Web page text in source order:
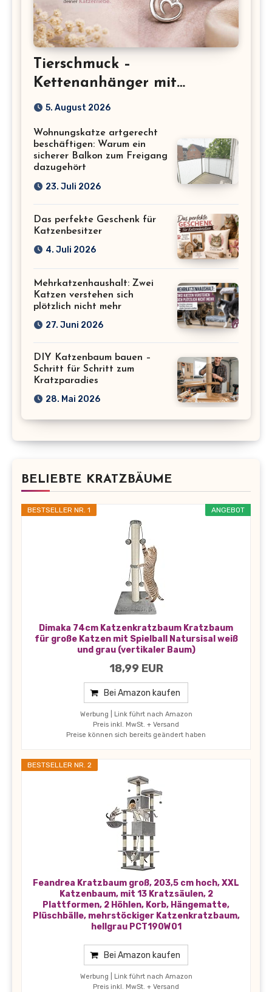
Tierschmuck –
Kettenanhänger mit
Katzenmotiv für
5. August 2026
Wohnungskatze artgerecht
beschäftigen: Warum ein
sicherer Balkon zum Freigang
dazugehört
23. Juli 2026
Das perfekte Geschenk für
Katzenbesitzer
4. Juli 2026
Mehrkatzenhaushalt: Zwei
Katzen verstehen sich
plötzlich nicht mehr
27. Juni 2026
DIY Katzenbaum bauen –
Schritt für Schritt zum
Kratzparadies
28. Mai 2026
BELIEBTE KRATZBÄUME
ANGEBOT
BESTSELLER NR. 1
Dimaka 74cm Katzenkratzbaum Kratzbaum
für große Katzen mit Spielball Natursisal weiß
und grau (vertikaler Baum)
18,99 EUR
Bei Amazon kaufen
Werbung | Link führt nach Amazon
Preis inkl. MwSt. + Versand
Preise können sich bereits geändert haben
BESTSELLER NR. 2
Feandrea Kratzbaum groß, 203,5 cm hoch, XXL
Katzenbaum, mit 13 Kratzsäulen, 2
Plattformen, 2 Höhlen, Korb, Hängematte,
Plüschbälle, mehrstöckiger Katzenkratzbaum,
hellgrau PCT190W01
Bei Amazon kaufen
Werbung | Link führt nach Amazon
Preis inkl. MwSt. + Versand